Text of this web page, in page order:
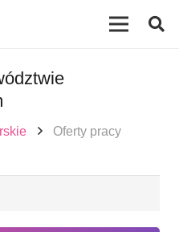
Oferty pracy